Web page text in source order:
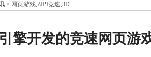
> 网页游戏,ZIPI竞速,3D
擎开发的竞速网页游
立即注册